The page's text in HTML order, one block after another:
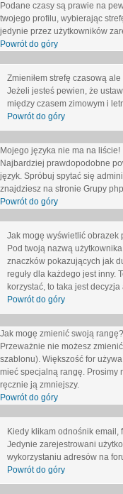
Podane czasy są prawie na
twojego profilu, wybierając
jedynie przez użytkowników
Powrót do góry
Zmieniłem strefę czasową
Jeżeli jesteś pewien, że
między czasem zimowym i
Powrót do góry
Mojego języka nie ma na liście!
Najbardziej prawdopodobne
język. Spróbuj spytać się
znajdziesz na stronie Grupy
Powrót do góry
Jak mogę wyświetlić obrazek
Pod twoją nazwą
znaczków pokazujących jak
reguły dla każdego jest inny.
korzystać, to taka jest
Powrót do góry
Jak mogę zmienić swoją rangę?
Przeważnie nie możesz
szablonu). Większość for
mieć specjalną rangę. Prosimy
ręcznie ją zmniejszy.
Powrót do góry
Kiedy klikam odnośnik
Jedynie zarejestrowani
wykorzystaniu adresów na
Powrót do góry